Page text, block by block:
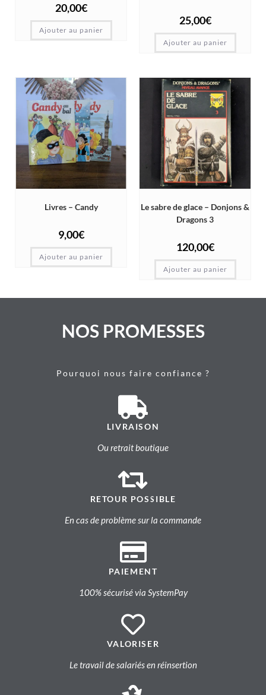
20,00€
Ajouter au panier
25,00€
Ajouter au panier
Livres – Candy
9,00€
Ajouter au panier
Le sabre de glace – Donjons &
Dragons 3
120,00€
Ajouter au panier
NOS PROMESSES
Pourquoi nous faire confiance ?
LIVRAISON
Ou retrait boutique
RETOUR POSSIBLE
En cas de problème sur la commande
PAIEMENT
100% sécurisé via SystemPay
VALORISER
Le travail de salariés en réinsertion